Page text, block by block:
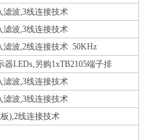
滤波,3线连接技术
滤波,3线连接技术
滤波,2线连接技术 50KHz
LEDs,另购1xTB2105端子排
滤波,3线连接技术
滤波,3线连接技术
),2线连接技术